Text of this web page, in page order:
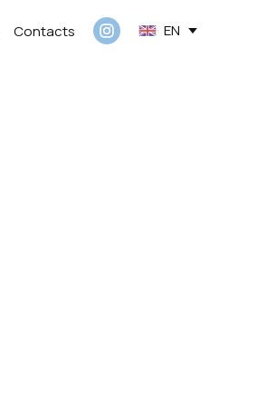
Contacts EN